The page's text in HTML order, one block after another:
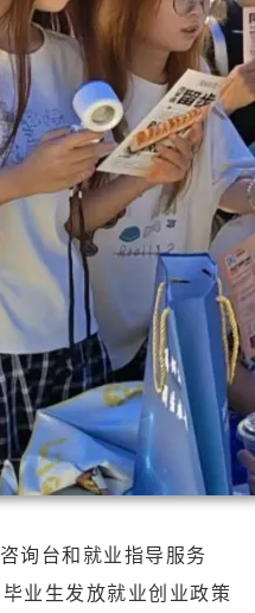
询台和就业指导服务
业生发放就业创业政策